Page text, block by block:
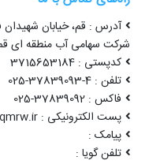
آدرس : قم، خیابان
شرکت سهامی آب منطقه ای
کدپستی : 3715653184
تلفن : 4-37839093-025
فاکس : 37839092-025
پست الکترونیکی : info@qmrw.ir
پیامک :
تلفن گویا :